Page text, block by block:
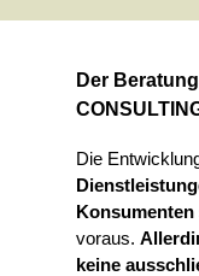
Der
Die
Konsumenten
voraus.
keine